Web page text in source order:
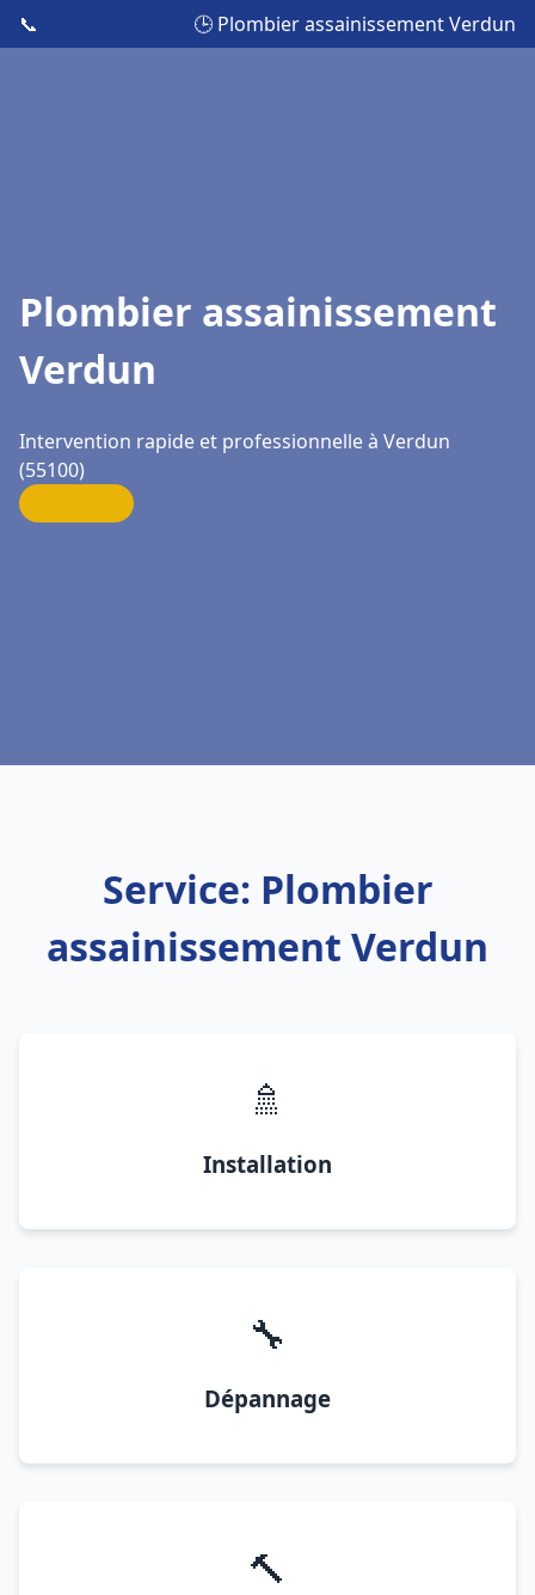
📞 🕒 Plombier assainissement Verdun
Plombier assainissement
Verdun
Intervention rapide et professionnelle à Verdun
(55100)
Service: Plombier
assainissement Verdun
🚿
Installation
🔧
Dépannage
🔨